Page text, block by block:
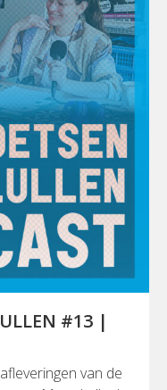
#13 |
van de